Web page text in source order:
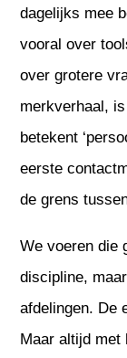
dagelijks mee
vooral over
over grotere
merkverhaal,
betekent
eerste
de grens
We voeren die
discipline,
afdelingen. De
Maar altijd met